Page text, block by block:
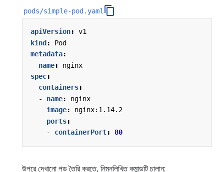
pods/simple-pod.yaml
apiVersion:
v1
kind :
Pod
metadata:
name:
nginx
spec:
containers:
- name:
nginx
image:
nginx:1.14.2
ports:
- containerPort: 80
উপরে দেখানো পড তৈরি করতে, নিম্নলিখিত কমান্ডটি চালান: